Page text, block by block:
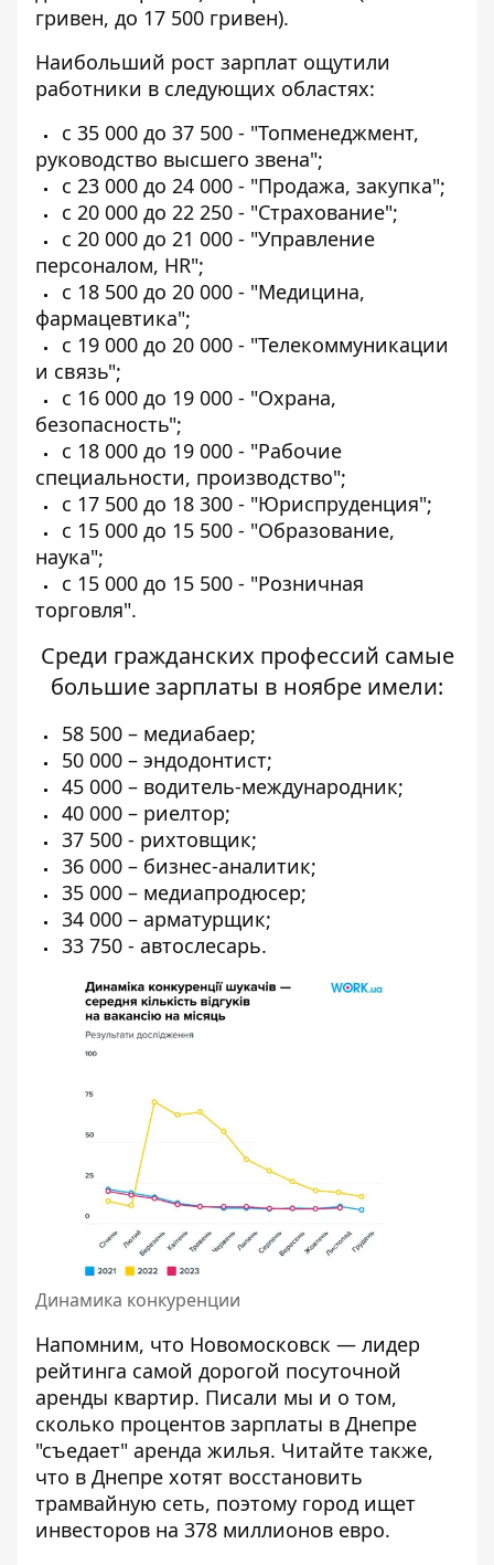
гривен, до 17 500 гривен).
Наибольший рост зарплат ощутили
работники в следующих областях:
с 35 000 до 37 500 - "Топменеджмент,
руководство высшего звена";
с 23 000 до 24 000 - "Продажа, закупка";
с 20 000 до 22 250 - "Страхование";
с 20 000 до 21 000 - "Управление
персоналом, HR";
с 18 500 до 20 000 - "Медицина,
фармацевтика";
с 19 000 до 20 000 - "Телекоммуникации
и связь";
с 16 000 до 19 000 - "Охрана,
безопасность";
с 18 000 до 19 000 - "Рабочие
специальности, производство";
с 17 500 до 18 300 - "Юриспруденция";
с 15 000 до 15 500 - "Образование,
наука";
с 15 000 до 15 500 - "Розничная
торговля".
Среди гражданских профессий самые
большие зарплаты в ноябре имели:
58 500 – медиабаер;
50 000 – эндодонтист;
45 000 – водитель-международник;
40 000 – риелтор;
37 500 - рихтовщик;
36 000 – бизнес-аналитик;
35 000 – медиапродюсер;
34 000 – арматурщик;
33 750 - автослесарь.
Динамика конкуренции
Напомним, что Новомосковск — лидер
рейтинга самой дорогой посуточной
аренды квартир. Писали мы и о том,
сколько процентов зарплаты в Днепре
"съедает" аренда жилья. Читайте также,
что в Днепре хотят восстановить
трамвайную сеть, поэтому город ищет
инвесторов на 378 миллионов евро.